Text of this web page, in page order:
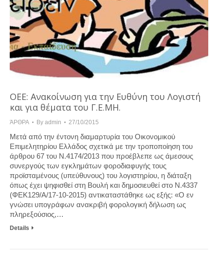
ΟΕΕ: Ανακοίνωση για την Ευθύνη του Λογιστή
και για θέματα του Γ.Ε.ΜΗ.
ΆΡΘΡΑ By admin 27/10/2015
Μετά από την έντονη διαμαρτυρία του Οικονομικού
Επιμελητηρίου Ελλάδος σχετικά με την τροποποίηση του
άρθρου 67 του Ν.4174/2013 που προέβλεπε ως άμεσους
συνεργούς των εγκλημάτων φοροδιαφυγής τους
προϊσταμένους (υπεύθυνους) του λογιστηρίου, η διάταξη
όπως έχει ψηφισθεί στη Βουλή και δημοσιευθεί στο Ν.4337
(ΦΕΚ129/Α/17-10-2015) αντικαταστάθηκε ως εξής: «Ο εν
γνώσει υπογράφων ανακριβή φορολογική δήλωση ως
πληρεξούσιος,…
Details